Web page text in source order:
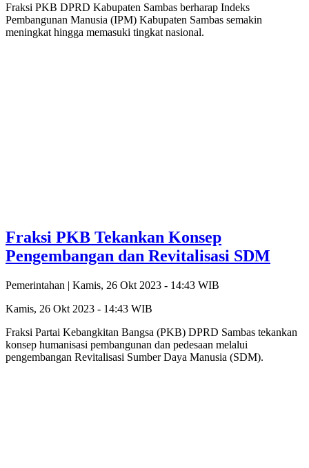
Fraksi PKB DPRD Kabupaten Sambas berharap Indeks
Pembangunan Manusia (IPM) Kabupaten Sambas semakin
meningkat hingga memasuki tingkat nasional.
Fraksi PKB Tekankan Konsep
Pengembangan dan Revitalisasi SDM
Pemerintahan | Kamis, 26 Okt 2023 - 14:43 WIB
Kamis, 26 Okt 2023 - 14:43 WIB
Fraksi Partai Kebangkitan Bangsa (PKB) DPRD Sambas tekankan
konsep humanisasi pembangunan dan pedesaan melalui
pengembangan Revitalisasi Sumber Daya Manusia (SDM).